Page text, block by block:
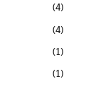
(4)
(4)
(1)
(1)